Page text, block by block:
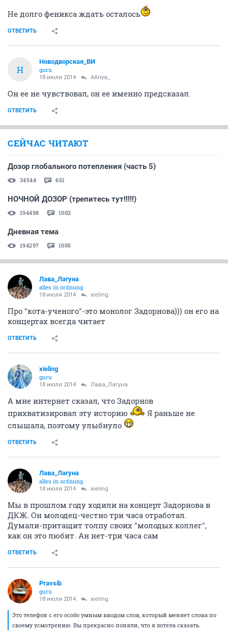
Не долго феникса ждать осталось
ОТВЕТИТЬ
Н
Новодворcкая_ВИ
guru
18 июля 2014 AAnya_
Он ее не чувствовал, он ее именно предсказал.
ОТВЕТИТЬ
СЕЙЧАС ЧИТАЮТ
Дозор глобального потепления (часть 5)
34544 651
НОЧНОЙ ДОЗОР (трепитесь тут!!!!!)
194498 1002
Дневная тема
194297 1005
Лава_Лагуна
alles in ordnung
18 июля 2014 xieling
Про "кота-ученого"-это монолог Задорнова))) он его на
концертах всегда читает
ОТВЕТИТЬ
xieling
guru
18 июля 2014 Лава_Лагуна
А мне интернет сказал, что Задорнов
прихватизировал эту историю
Я раньше не
слышала, поэтому улыбнуло
ОТВЕТИТЬ
Лава_Лагуна
alles in ordnung
18 июля 2014 xieling
Мы в прошлом году ходили на концерт Задорнова в
ДКЖ. Он молодец-честно три часа отработал.
Думали-притащит толпу своих "молодых коллег",
как он это любит. Ан нет-три часа сам
ОТВЕТИТЬ
Pravsib
guru
18 июля 2014 xieling
Это телефон с его особо умным вводом слов, который меняет слова по
своему усмотрению. Вы прекрасно поняли, что я хотела сказать.